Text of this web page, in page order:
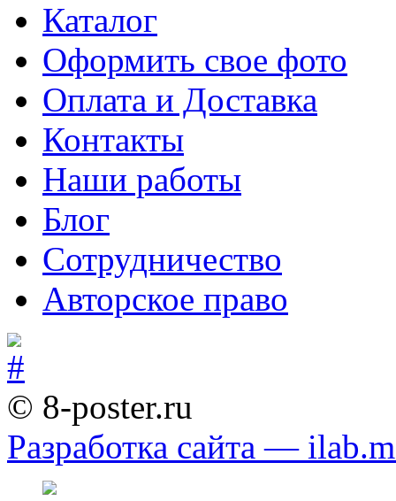
Каталог
Оформить свое фото
Оплата и Доставка
Контакты
Наши работы
Блог
Сотрудничество
Авторское право
© 8-poster.ru
Разработка сайта —